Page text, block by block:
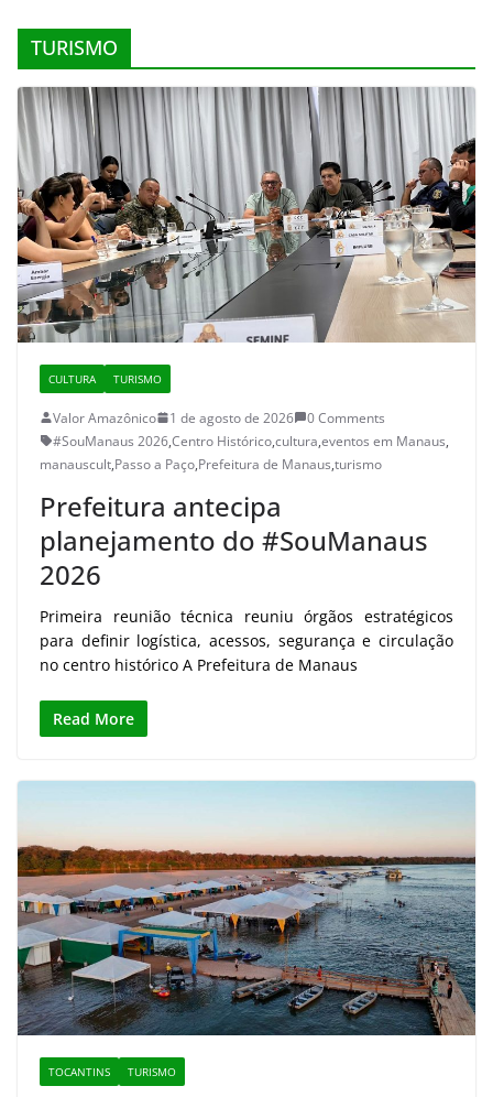
TURISMO
CULTURA TURISMO
Valor Amazônico 1 de agosto de 2026
0 Comments
#SouManaus 2026,Centro Histórico,cultura,eventos em Manaus,
manauscult,Passo a Paço,Prefeitura de Manaus,turismo
Prefeitura antecipa
planejamento do #SouManaus
2026
Primeira reunião técnica reuniu órgãos estratégicos
para definir logística, acessos, segurança e circulação
no centro histórico A Prefeitura de Manaus
Read More
TOCANTINS TURISMO